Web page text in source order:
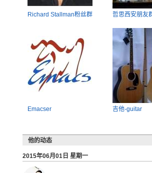
Richard Stallman粉丝群 哲思西安朋友
Emacser 吉他-guitar
他的动态
2015年06月01日 星期一